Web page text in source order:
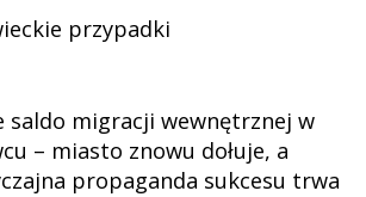
przypadki
saldo migracji wewnętrznej w
– miasto znowu dołuje, a
propaganda sukcesu trwa